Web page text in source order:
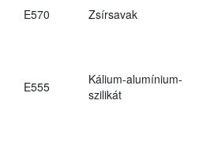
E570 Zsírsavak
E555
Kálium-alumínium-
szilikát